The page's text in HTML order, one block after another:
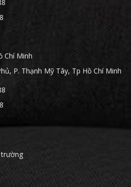
Chí Minh
P. Thạnh Mỹ Tây, Tp Hồ Chí Minh
trường